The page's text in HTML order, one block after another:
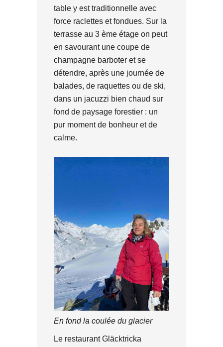
table y est traditionnelle avec
force raclettes et fondues. Sur la
terrasse au 3 ème étage on peut
en savourant une coupe de
champagne barboter et se
détendre, après une journée de
balades, de raquettes ou de ski,
dans un jacuzzi bien chaud sur
fond de paysage forestier : un
pur moment de bonheur et de
calme.
En fond la coulée du glacier
Le restaurant Gläcktricka